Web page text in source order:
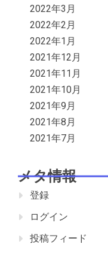
2022年3月
2022年2月
2022年1月
2021年12月
2021年11月
2021年10月
2021年9月
2021年8月
2021年7月
メタ情報
登録
ログイン
投稿フィード